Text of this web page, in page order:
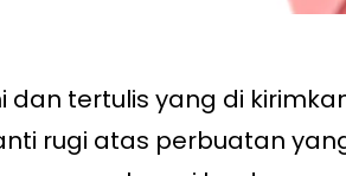
tertulis yang di
rugi atas perbuatan